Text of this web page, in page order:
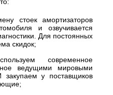
стоек амортизаторов
и озвучивается
Для постоянных
скидок;
современное
ведущими мировыми
закупаем у поставщиков